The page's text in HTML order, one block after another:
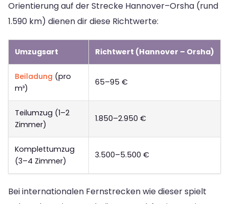
Orientierung auf der Strecke Hannover–Orsha (rund
1.590 km) dienen dir diese Richtwerte:
Umzugsart Richtwert (Hannover – Orsha)
Beiladung (pro
m³)
65–95 €
Teilumzug (1–2
Zimmer)
1.850–2.950 €
Komplettumzug
(3–4 Zimmer)
3.500–5.500 €
Bei internationalen Fernstrecken wie dieser spielt